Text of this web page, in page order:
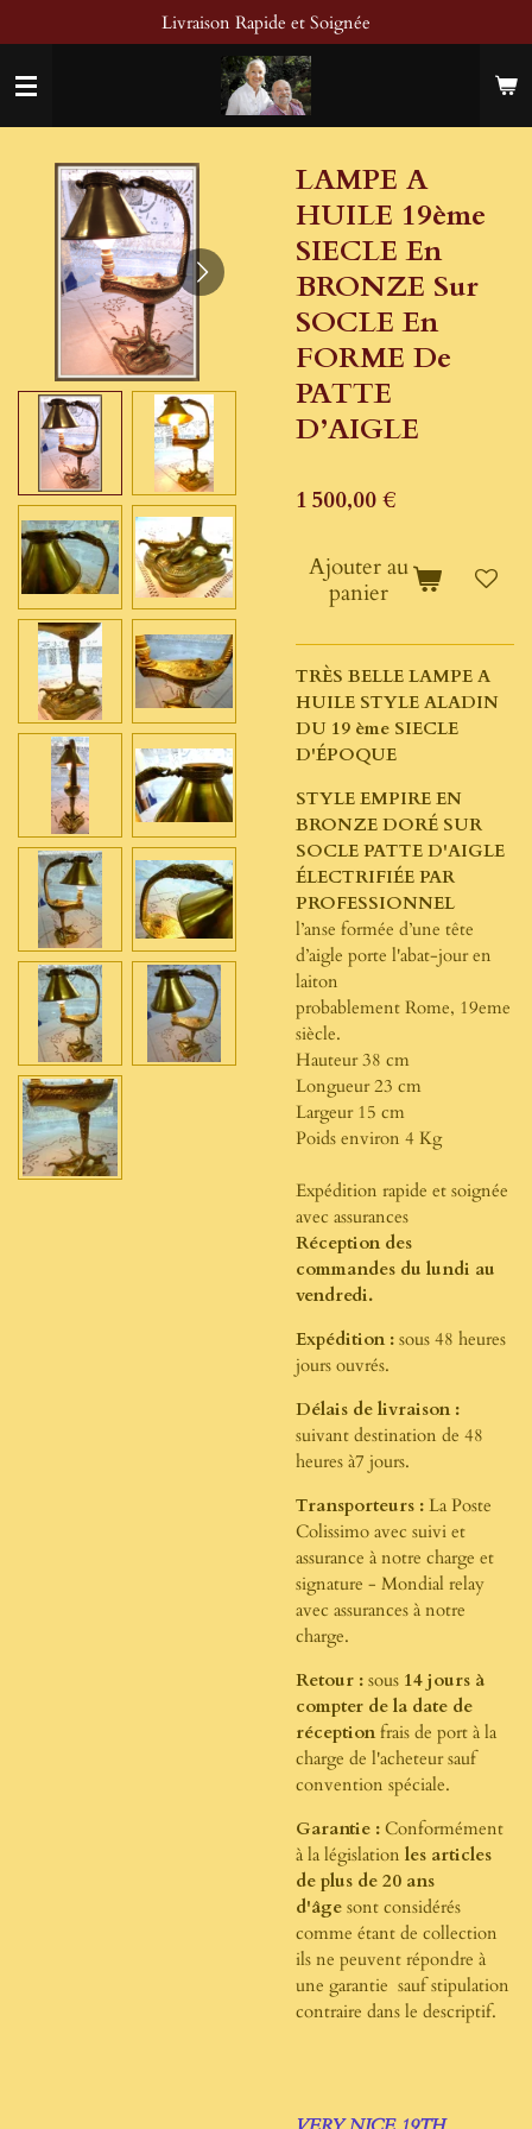
au
contenu
principal
Livraison Rapide et Soignée
LAMPE A
HUILE 19ème
SIECLE En
BRONZE Sur
SOCLE En
FORME De
PATTE
D’AIGLE
1 500,00 €
Ajouter au
panier
TRÈS BELLE LAMPE A
HUILE STYLE ALADIN
DU 19 ème SIECLE
D'ÉPOQUE
STYLE EMPIRE EN
BRONZE DORÉ SUR
SOCLE PATTE D'AIGLE
ÉLECTRIFIÉE PAR
PROFESSIONNEL
l’anse formée d’une tête
d’aigle porte l'abat-jour en
laiton
probablement Rome, 19eme
siècle.
Hauteur 38 cm
Longueur 23 cm
Largeur 15 cm
Poids environ 4 Kg
Expédition rapide et soignée
avec assurances
Réception des
commandes du lundi au
vendredi.
Expédition : sous 48 heures
jours ouvrés.
Délais de livraison :
suivant destination de 48
heures à7 jours.
Transporteurs : La Poste
Colissimo avec suivi et
assurance à notre charge et
signature - Mondial relay
avec assurances à notre
charge.
Retour : sous 14 jours à
compter de la date de
réception frais de port à la
charge de l'acheteur sauf
convention spéciale.
Garantie : Conformément
à la législation les articles
de plus de 20 ans
d'âge sont considérés
comme étant de collection
ils ne peuvent répondre à
une garantie sauf stipulation
contraire dans le descriptif.